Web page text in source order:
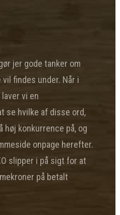
jer gode tanker om
findes under. Når i
vi en
se hvilke af disse ord,
høj konkurrence på, og
onpage herefter.
slipper i på sigt for at
på betalt